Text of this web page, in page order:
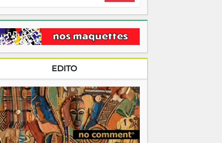
EDITO